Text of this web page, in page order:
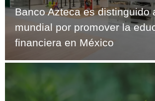
Banco Azteca es distinguido
mundial por promover la
financiera en México